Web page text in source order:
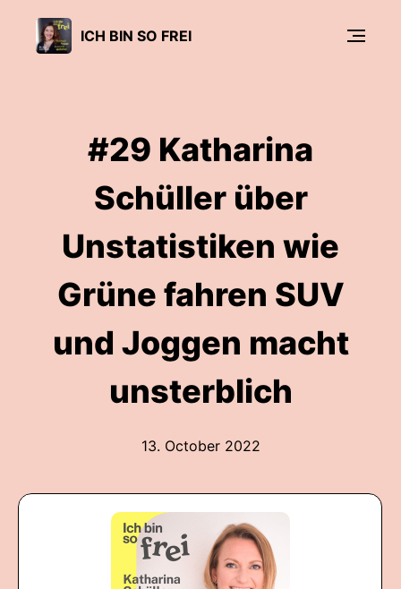
ICH BIN SO FREI
#29 Katharina
Schüller über
Unstatistiken wie
Grüne fahren SUV
und Joggen macht
unsterblich
13. October 2022